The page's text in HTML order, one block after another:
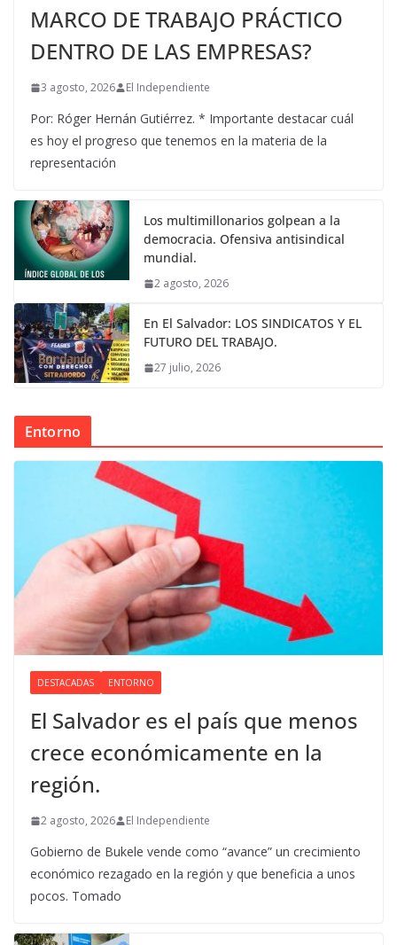
MARCO DE TRABAJO PRÁCTICO
DENTRO DE LAS EMPRESAS?
3 agosto, 2026 El Independiente
Por: Róger Hernán Gutiérrez. * Importante destacar cuál
es hoy el progreso que tenemos en la materia de la
representación
Los multimillonarios golpean a la
democracia. Ofensiva antisindical
mundial.
2 agosto, 2026
En El Salvador: LOS SINDICATOS Y EL
FUTURO DEL TRABAJO.
27 julio, 2026
Entorno
DESTACADAS ENTORNO
El Salvador es el país que menos
crece económicamente en la
región.
2 agosto, 2026 El Independiente
Gobierno de Bukele vende como “avance” un crecimiento
económico rezagado en la región y que beneficia a unos
pocos. Tomado